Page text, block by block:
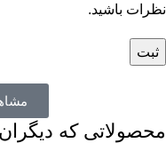
نظرات باشید.
محصولاتی که دیگران